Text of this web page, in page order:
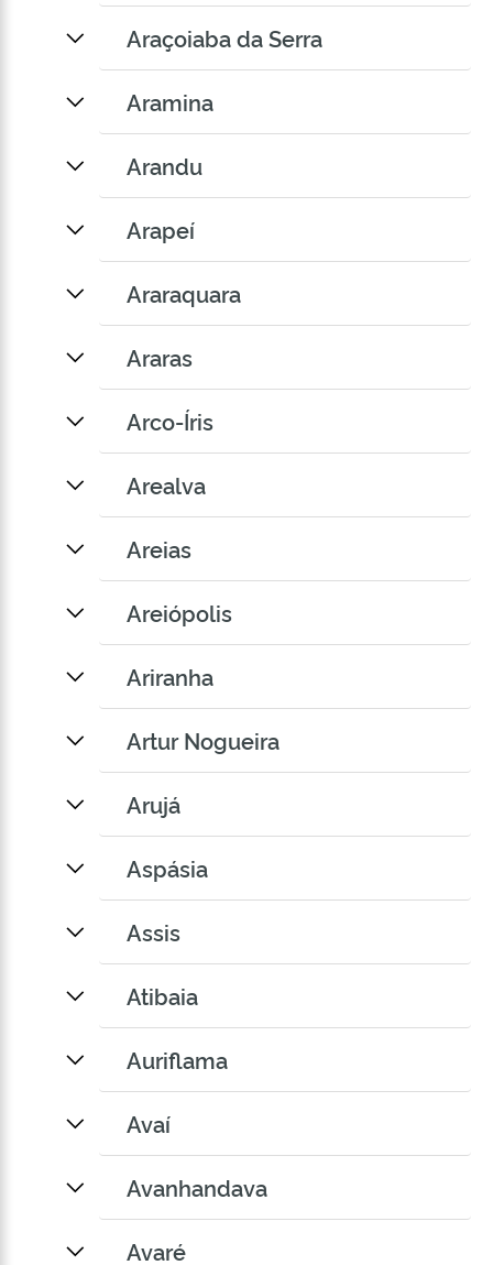
Araçoiaba da Serra
Aramina
Arandu
Arapeí
Araraquara
Araras
Arco-Íris
Arealva
Areias
Areiópolis
Ariranha
Artur Nogueira
Arujá
Aspásia
Assis
Atibaia
Auriflama
Avaí
Avanhandava
Avaré